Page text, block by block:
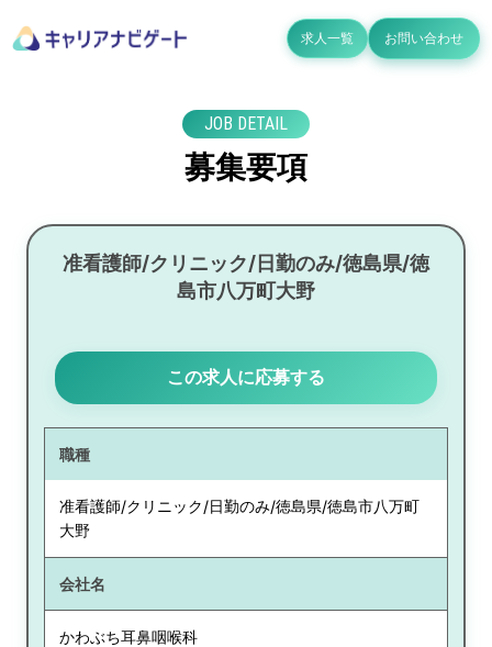
求人一覧 お問い合わせ
JOB DETAIL
募集要項
准看護師/クリニック/日勤のみ/徳島県/徳
島市八万町大野
この求人に応募する
職種
准看護師/クリニック/日勤のみ/徳島県/徳島市八万町
大野
会社名
かわぶち耳鼻咽喉科